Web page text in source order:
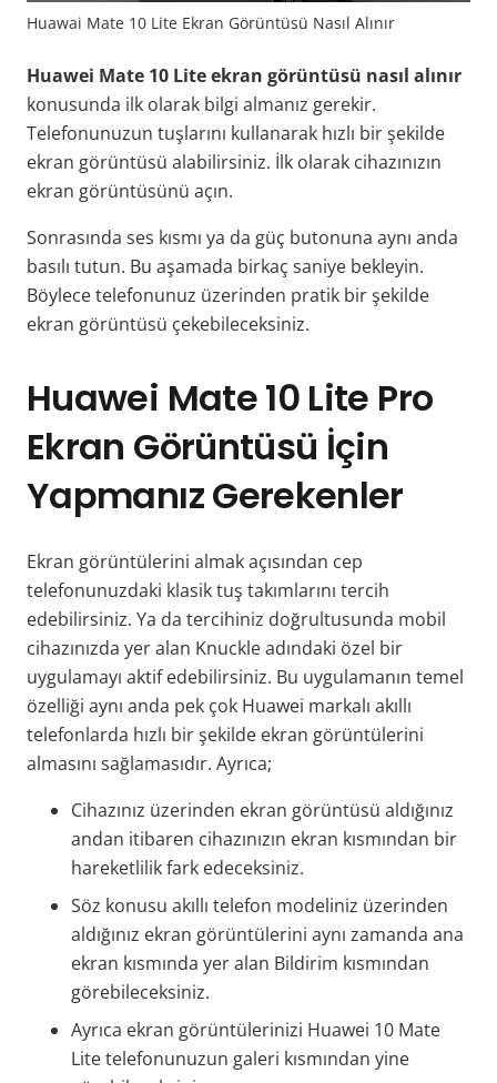
Huawai Mate 10 Lite Ekran Görüntüsü Nasıl Alınır
Huawei Mate 10 Lite ekran görüntüsü nasıl alınır
konusunda ilk olarak bilgi almanız gerekir.
Telefonunuzun tuşlarını kullanarak hızlı bir şekilde
ekran görüntüsü alabilirsiniz. İlk olarak cihazınızın
ekran görüntüsünü açın.
Sonrasında ses kısmı ya da güç butonuna aynı anda
basılı tutun. Bu aşamada birkaç saniye bekleyin.
Böylece telefonunuz üzerinden pratik bir şekilde
ekran görüntüsü çekebileceksiniz.
Huawei Mate 10 Lite Pro
Ekran Görüntüsü İçin
Yapmanız Gerekenler
Ekran görüntülerini almak açısından cep
telefonunuzdaki klasik tuş takımlarını tercih
edebilirsiniz. Ya da tercihiniz doğrultusunda mobil
cihazınızda yer alan Knuckle adındaki özel bir
uygulamayı aktif edebilirsiniz. Bu uygulamanın temel
özelliği aynı anda pek çok Huawei markalı akıllı
telefonlarda hızlı bir şekilde ekran görüntülerini
almasını sağlamasıdır. Ayrıca;
Cihazınız üzerinden ekran görüntüsü aldığınız
andan itibaren cihazınızın ekran kısmından bir
hareketlilik fark edeceksiniz.
Söz konusu akıllı telefon modeliniz üzerinden
aldığınız ekran görüntülerini aynı zamanda ana
ekran kısmında yer alan Bildirim kısmından
görebileceksiniz.
Ayrıca ekran görüntülerinizi Huawei 10 Mate
Lite telefonunuzun galeri kısmından yine